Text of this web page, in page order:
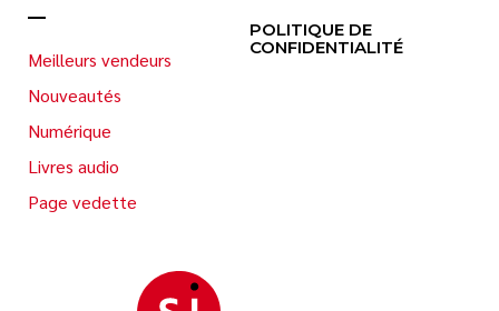
Meilleurs vendeurs
Nouveautés
Numérique
Livres audio
Page vedette
POLITIQUE DE
CONFIDENTIALITÉ